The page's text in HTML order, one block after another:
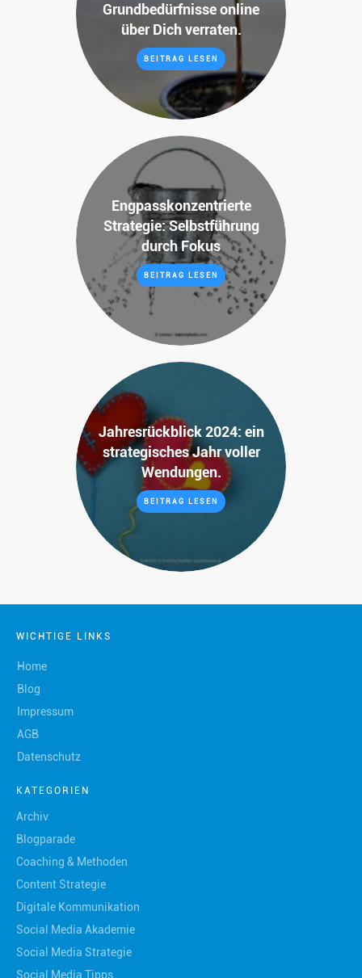
Grundbedürfnisse online
über Dich verraten.
BEITRAG LESEN
Engpasskonzentrierte
Strategie: Selbstführung
durch Fokus
BEITRAG LESEN
Jahresrückblick 2024: ein
strategisches Jahr voller
Wendungen.
BEITRAG LESEN
WICHTIGE LINKS
Home
Blog
Impressum
AGB
Datenschutz
KATEGORIEN
Archiv
Blogparade
Coaching & Methoden
Content Strategie
Digitale Kommunikation
Social Media Akademie
Social Media Strategie
Social Media Tipps